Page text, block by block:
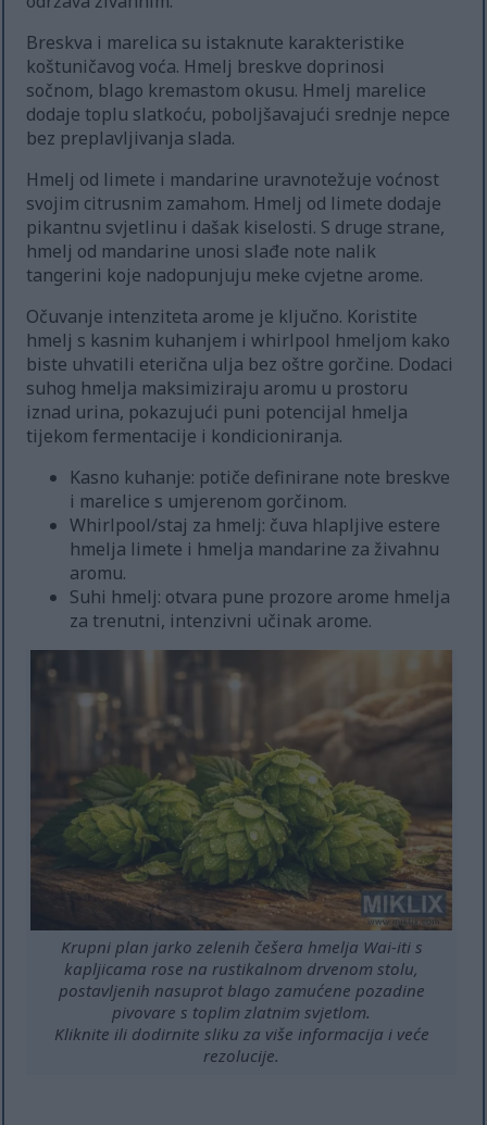
Breskva i marelica su istaknute karakteristike
koštuničavog voća. Hmelj breskve doprinosi
sočnom, blago kremastom okusu. Hmelj marelice
dodaje toplu slatkoću, poboljšavajući srednje nepce
bez preplavljivanja slada.
Hmelj od limete i mandarine uravnotežuje voćnost
svojim citrusnim zamahom. Hmelj od limete dodaje
pikantnu svjetlinu i dašak kiselosti. S druge strane,
hmelj od mandarine unosi slađe note nalik
tangerini koje nadopunjuju meke cvjetne arome.
Očuvanje intenziteta arome je ključno. Koristite
hmelj s kasnim kuhanjem i whirlpool hmeljom kako
biste uhvatili eterična ulja bez oštre gorčine. Dodaci
suhog hmelja maksimiziraju aromu u prostoru
iznad urina, pokazujući puni potencijal hmelja
tijekom fermentacije i kondicioniranja.
Kasno kuhanje: potiče definirane note breskve
i marelice s umjerenom gorčinom.
Whirlpool/staj za hmelj: čuva hlapljive estere
hmelja limete i hmelja mandarine za živahnu
aromu.
Suhi hmelj: otvara pune prozore arome hmelja
za trenutni, intenzivni učinak arome.
Krupni plan jarko zelenih češera hmelja Wai-iti s
kapljicama rose na rustikalnom drvenom stolu,
postavljenih nasuprot blago zamućene pozadine
pivovare s toplim zlatnim svjetlom.
Kliknite ili dodirnite sliku za više informacija i veće
rezolucije.